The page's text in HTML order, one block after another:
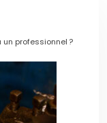
professionnel ?